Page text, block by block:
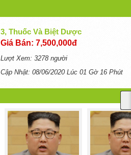
3, Thuốc Và Biệt Dược
Giá Bán: 7,500,000đ
Lượt Xem: 3278 người
Cập Nhật: 08/06/2020 Lúc 01 Gờ 16 Phút